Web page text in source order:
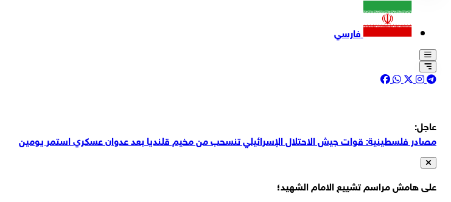
فارسي
عاجل:
مصادر فلسطينية: قوات جيش الاحتلال الإسرائيلي تنسحب من مخيم قلنديا بعد عدوان عسكري استمر يومين
قصف مدفعي إسرائيلي شمال شرقي مدينة غزة
اللواء محسن رضائي: لن نسمح مطلقًا بفتح ممر ثانٍ في مضيق هرمز
على هامش مراسم تشييع الامام الشهيد؛